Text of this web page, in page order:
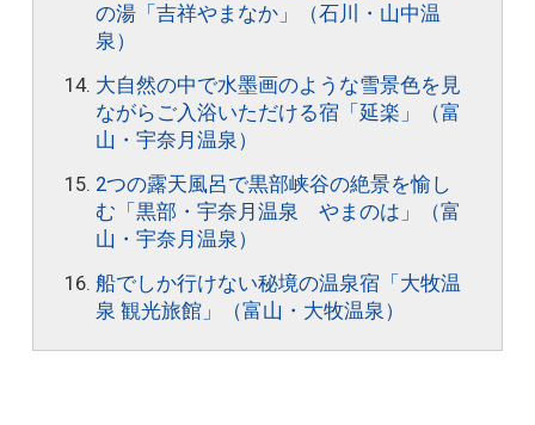
の湯「吉祥やまなか」（石川・山中温
泉）
大自然の中で水墨画のような雪景色を見
ながらご入浴いただける宿「延楽」（富
山・宇奈月温泉）
2つの露天風呂で黒部峡谷の絶景を愉し
む「黒部・宇奈月温泉 やまのは」（富
山・宇奈月温泉）
船でしか行けない秘境の温泉宿「大牧温
泉 観光旅館」（富山・大牧温泉）